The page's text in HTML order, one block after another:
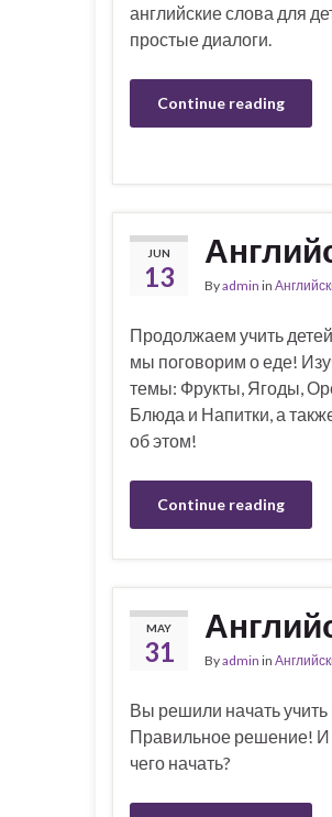
английские слова для
простые диалоги.
Continue reading
JUN
13 Byadmin in
Продолжаем учить
мы поговорим о еде!
темы: Фрукты, Ягоды,
Блюда и Напитки, а
об этом!
Continue reading
MAY
31 Byadmin in
Вы решили начать учить
Правильное решение! И
чего начать?